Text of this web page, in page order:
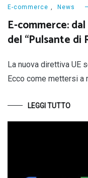
E-commerce , News
E-commerce:
del “Pulsante di
La nuova direttiva UE
Ecco come mettersi a
LEGGI TUTTO